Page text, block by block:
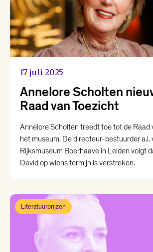
17 juli 2025
Annelore Scholten
Raad van Toezicht
Annelore Scholten treedt toe tot de Raad
het museum. De directeur-bestuurder a.i.
Rijksmuseum Boerhaave in Leiden volgt
David op wiens termijn is verstreken.
Literatuurprijzen